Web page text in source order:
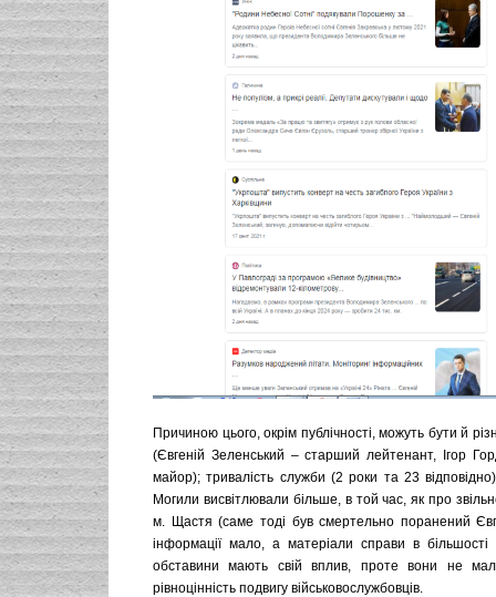
Причиною цього, окрім публічності, можуть бути й
(Євгеній Зеленський – старший лейтенант, Ігор
майор); тривалість служби (2 роки та 23
Могили висвітлювали більше, в той час, як про
м. Щастя (саме тоді був смертельно поранений
інформації мало, а матеріали справи в більшості
обставини мають свій вплив, проте вони не
рівноцінність подвигу військовослужбовців.